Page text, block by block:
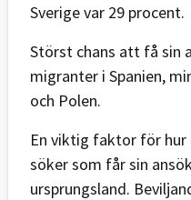
Sverige var 29 procent.
Störst chans att få sin
migranter i Spanien,
och Polen.
En viktig faktor för hur
söker som får sin
ursprungsland.